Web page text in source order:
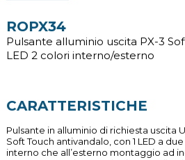
ROPX34
Pulsante alluminio uscita PX-3
LED 2 colori interno/esterno
CARATTERISTICHE
Pulsante in alluminio di richiesta uscita
Soft Touch antivandalo, con 1 LED a
interno che all’esterno montaggio ad